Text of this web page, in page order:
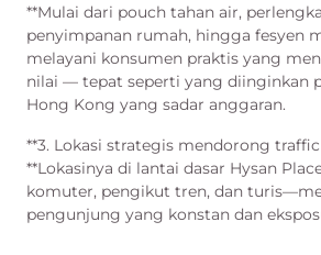
**Mulai dari pouch tahan air,
penyimpanan rumah, hingga fesyen
melayani konsumen praktis yang
nilai — tepat seperti yang diinginkan
Hong Kong yang sadar anggaran.
**3. Lokasi strategis mendorong
**Lokasinya di lantai dasar Hysan
komuter, pengikut tren, dan
pengunjung yang konstan dan